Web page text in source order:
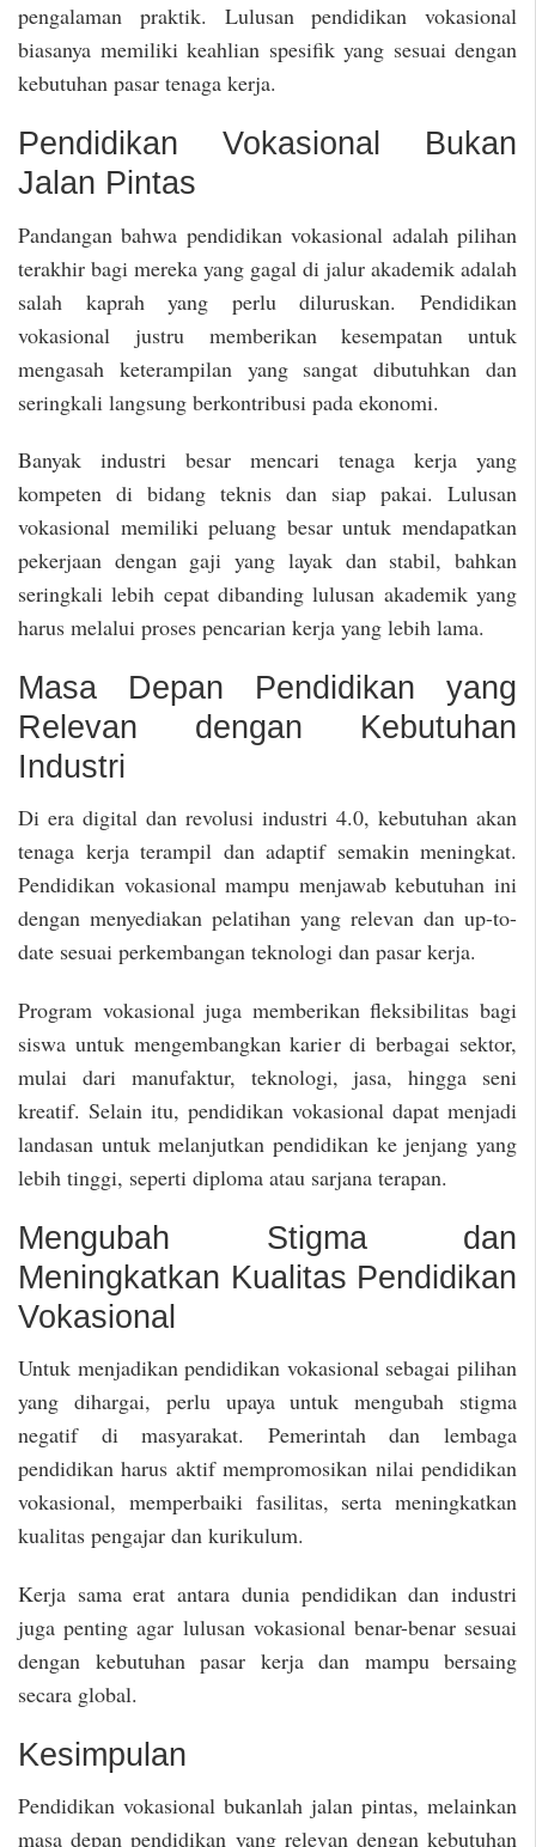
pengalaman praktik. Lulusan pendidikan vokasional
biasanya memiliki keahlian spesifik yang sesuai dengan
kebutuhan pasar tenaga kerja.
Pendidikan Vokasional Bukan
Jalan Pintas
Pandangan bahwa pendidikan vokasional adalah pilihan
terakhir bagi mereka yang gagal di jalur akademik adalah
salah kaprah yang perlu diluruskan. Pendidikan
vokasional justru memberikan kesempatan untuk
mengasah keterampilan yang sangat dibutuhkan dan
seringkali langsung berkontribusi pada ekonomi.
Banyak industri besar mencari tenaga kerja yang
kompeten di bidang teknis dan siap pakai. Lulusan
vokasional memiliki peluang besar untuk mendapatkan
pekerjaan dengan gaji yang layak dan stabil, bahkan
seringkali lebih cepat dibanding lulusan akademik yang
harus melalui proses pencarian kerja yang lebih lama.
Masa Depan Pendidikan yang
Relevan dengan Kebutuhan
Industri
Di era digital dan revolusi industri 4.0, kebutuhan akan
tenaga kerja terampil dan adaptif semakin meningkat.
Pendidikan vokasional mampu menjawab kebutuhan ini
dengan menyediakan pelatihan yang relevan dan up-to-
date sesuai perkembangan teknologi dan pasar kerja.
Program vokasional juga memberikan fleksibilitas bagi
siswa untuk mengembangkan karier di berbagai sektor,
mulai dari manufaktur, teknologi, jasa, hingga seni
kreatif. Selain itu, pendidikan vokasional dapat menjadi
landasan untuk melanjutkan pendidikan ke jenjang yang
lebih tinggi, seperti diploma atau sarjana terapan.
Mengubah Stigma dan
Meningkatkan Kualitas Pendidikan
Vokasional
Untuk menjadikan pendidikan vokasional sebagai pilihan
yang dihargai, perlu upaya untuk mengubah stigma
negatif di masyarakat. Pemerintah dan lembaga
pendidikan harus aktif mempromosikan nilai pendidikan
vokasional, memperbaiki fasilitas, serta meningkatkan
kualitas pengajar dan kurikulum.
Kerja sama erat antara dunia pendidikan dan industri
juga penting agar lulusan vokasional benar-benar sesuai
dengan kebutuhan pasar kerja dan mampu bersaing
secara global.
Kesimpulan
Pendidikan vokasional bukanlah jalan pintas, melainkan
masa depan pendidikan yang relevan dengan kebutuhan